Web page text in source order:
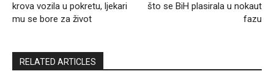
krova vozila u pokretu, ljekari
mu se bore za život
što se BiH plasirala u nokaut
fazu
RELATED ARTICLES